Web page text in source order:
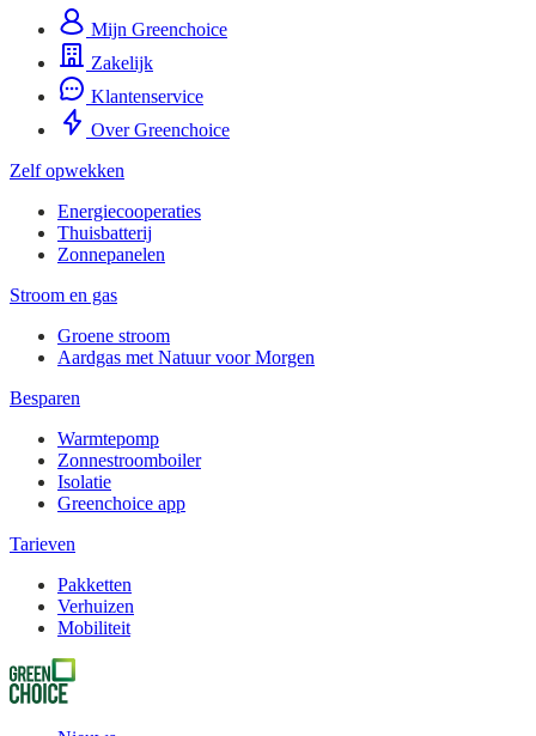
Mijn Greenchoice
Zakelijk
Klantenservice
Over Greenchoice
Zelf opwekken
Energiecooperaties
Thuisbatterij
Zonnepanelen
Stroom en gas
Groene stroom
Aardgas met Natuur voor Morgen
Besparen
Warmtepomp
Zonnestroomboiler
Isolatie
Greenchoice app
Tarieven
Pakketten
Verhuizen
Mobiliteit